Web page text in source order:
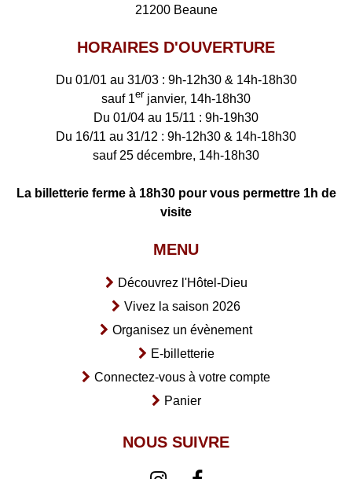
21200 Beaune
HORAIRES D'OUVERTURE
Du 01/01 au 31/03 : 9h-12h30 & 14h-18h30
sauf 1er janvier, 14h-18h30
Du 01/04 au 15/11 : 9h-19h30
Du 16/11 au 31/12 : 9h-12h30 & 14h-18h30
sauf 25 décembre, 14h-18h30
La billetterie ferme à 18h30 pour vous permettre 1h de
visite
MENU
Découvrez l'Hôtel-Dieu
Vivez la saison 2026
Organisez un évènement
E-billetterie
Connectez-vous à votre compte
Panier
NOUS SUIVRE